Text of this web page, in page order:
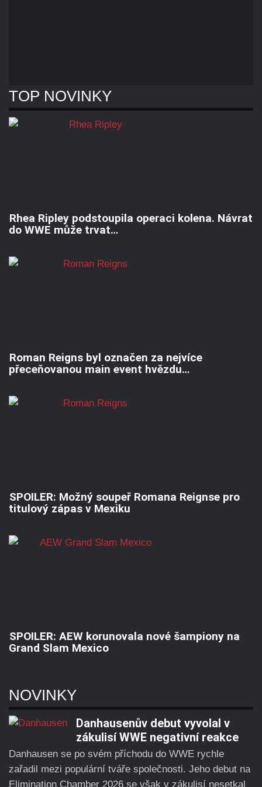
TOP NOVINKY
Rhea Ripley podstoupila operaci kolena. Návrat
do WWE může trvat…
Roman Reigns byl označen za nejvíce
přeceňovanou main event hvězdu…
SPOILER: Možný soupeř Romana Reignse pro
titulový zápas v Mexiku
SPOILER: AEW korunovala nové šampiony na
Grand Slam Mexico
NOVINKY
Danhausenův debut vyvolal v
zákulisí WWE negativní reakce
Danhausen se po svém příchodu do WWE rychle
zařadil mezi populární tváře společnosti. Jeho debut na
Elimination Chamber 2026 se však v zákulisí nesetkal